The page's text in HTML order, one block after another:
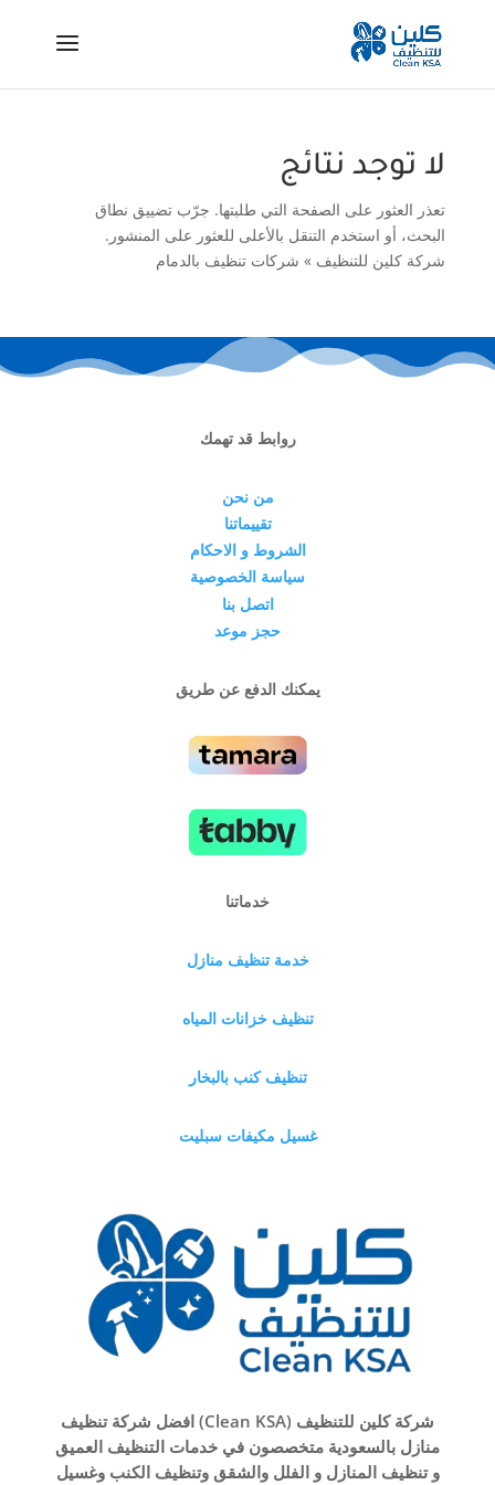
لا توجد نتائج
تعذر العثور على الصفحة التي طلبتها. جرّب تضييق نطاق
البحث، أو استخدم التنقل بالأعلى للعثور على المنشور.
شركة كلين للتنظيف » شركات تنظيف بالدمام
روابط قد تهمك
من نحن
تقييماتنا
الشروط و الاحكام
سياسة الخصوصية
اتصل بنا
حجز موعد
يمكنك الدفع عن طريق
خدماتنا
خدمة تنظيف منازل
تنظيف خزانات المياه
تنظيف كنب بالبخار
غسيل مكيفات سبليت
شركة كلين للتنظيف (Clean KSA) افضل شركة تنظيف
منازل بالسعودية متخصصون في خدمات التنظيف العميق
و تنظيف المنازل و الفلل والشقق وتنظيف الكنب وغسيل